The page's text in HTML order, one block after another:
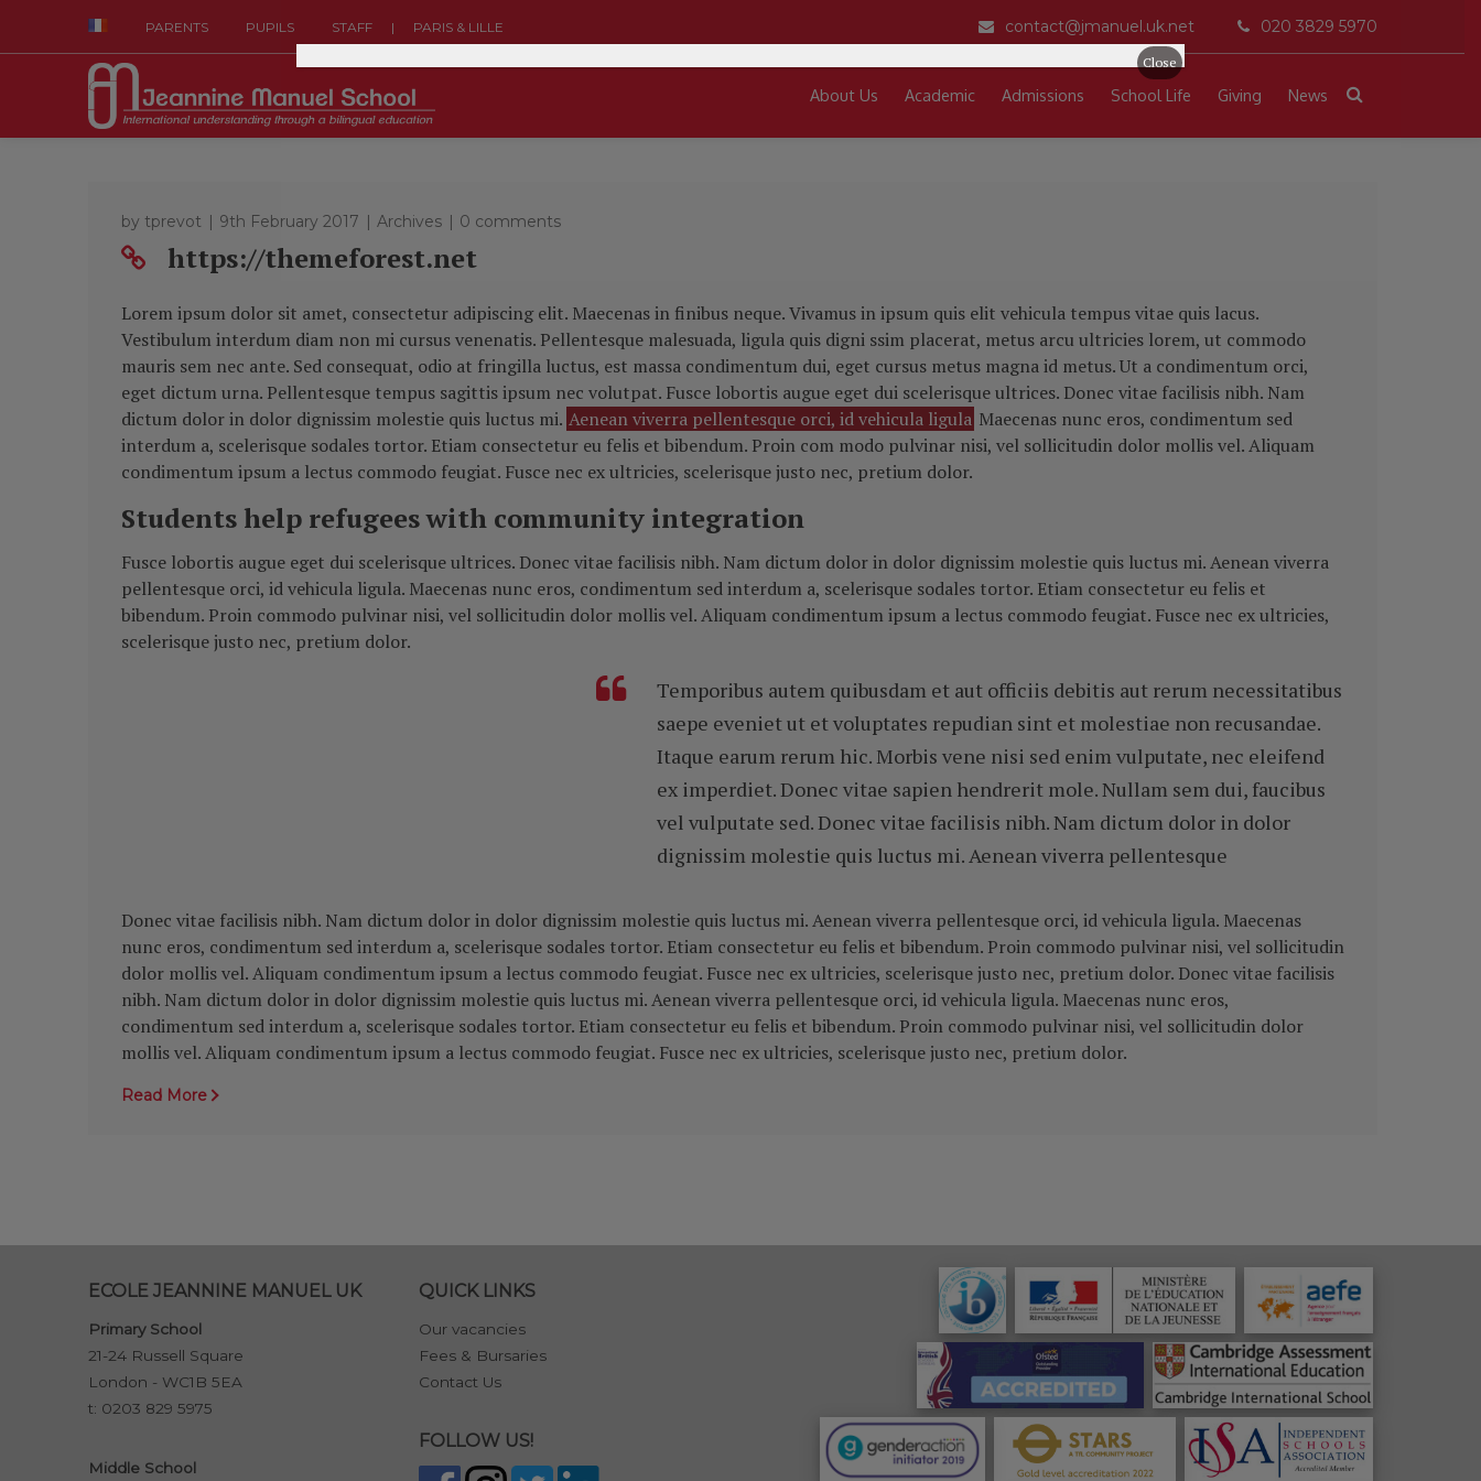
PARENTS PUPILS STAFF | PARIS & LILLE contact@jmanuel.uk.net 020 3829 5970
About Us Academic Admissions School Life Giving News
by tprevot 9th February 2017 Archives 0 comments
https://themeforest.net
Lorem ipsum dolor sit amet, consectetur adipiscing elit. Maecenas in finibus neque. Vivamus in ipsum quis elit vehicula tempus vitae quis lacus.
Vestibulum interdum diam non mi cursus venenatis. Pellentesque malesuada, ligula quis digni ssim placerat, metus arcu ultricies lorem, ut commodo
mauris sem nec ante. Sed consequat, odio at fringilla luctus, est massa condimentum dui, eget cursus metus magna id metus. Ut a condimentum orci,
eget dictum urna. Pellentesque tempus sagittis ipsum nec volutpat. Fusce lobortis augue eget dui scelerisque ultrices. Donec vitae facilisis nibh. Nam
dictum dolor in dolor dignissim molestie quis luctus mi. Aenean viverra pellentesque orci, id vehicula ligula Maecenas nunc eros, condimentum sed
interdum a, scelerisque sodales tortor. Etiam consectetur eu felis et bibendum. Proin com modo pulvinar nisi, vel sollicitudin dolor mollis vel. Aliquam
condimentum ipsum a lectus commodo feugiat. Fusce nec ex ultricies, scelerisque justo nec, pretium dolor.
Students help refugees with community integration
Fusce lobortis augue eget dui scelerisque ultrices. Donec vitae facilisis nibh. Nam dictum dolor in dolor dignissim molestie quis luctus mi. Aenean viverra
pellentesque orci, id vehicula ligula. Maecenas nunc eros, condimentum sed interdum a, scelerisque sodales tortor. Etiam consectetur eu felis et
bibendum. Proin commodo pulvinar nisi, vel sollicitudin dolor mollis vel. Aliquam condimentum ipsum a lectus commodo feugiat. Fusce nec ex ultricies,
scelerisque justo nec, pretium dolor.
Temporibus autem quibusdam et aut officiis debitis aut rerum necessitatibus
saepe eveniet ut et voluptates repudian sint et molestiae non recusandae.
Itaque earum rerum hic. Morbis vene nisi sed enim vulputate, nec eleifend
ex imperdiet. Donec vitae sapien hendrerit mole. Nullam sem dui, faucibus
vel vulputate sed. Donec vitae facilisis nibh. Nam dictum dolor in dolor
dignissim molestie quis luctus mi. Aenean viverra pellentesque
Donec vitae facilisis nibh. Nam dictum dolor in dolor dignissim molestie quis luctus mi. Aenean viverra pellentesque orci, id vehicula ligula. Maecenas
nunc eros, condimentum sed interdum a, scelerisque sodales tortor. Etiam consectetur eu felis et bibendum. Proin commodo pulvinar nisi, vel sollicitudin
dolor mollis vel. Aliquam condimentum ipsum a lectus commodo feugiat. Fusce nec ex ultricies, scelerisque justo nec, pretium dolor. Donec vitae facilisis
nibh. Nam dictum dolor in dolor dignissim molestie quis luctus mi. Aenean viverra pellentesque orci, id vehicula ligula. Maecenas nunc eros,
condimentum sed interdum a, scelerisque sodales tortor. Etiam consectetur eu felis et bibendum. Proin commodo pulvinar nisi, vel sollicitudin dolor
mollis vel. Aliquam condimentum ipsum a lectus commodo feugiat. Fusce nec ex ultricies, scelerisque justo nec, pretium dolor.
Read More
ECOLE JEANNINE MANUEL UK
Primary School
21-24 Russell Square
London - WC1B 5EA
t: 0203 829 5975
Middle School
QUICK LINKS
Our vacancies
Fees & Bursaries
Contact Us
FOLLOW US!
Close